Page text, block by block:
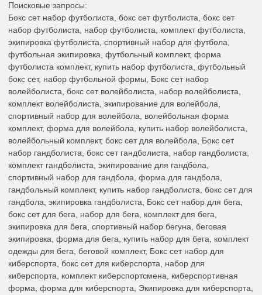
Поисковые запросы:
Бокс сет набор футболиста, бокс сет футболиста, бокс сет
набор футболиста, набор футболиста, комплект футболиста,
экипировка футболиста, спортивный набор для футбола,
футбольная экипировка, футбольный комплект, форма
футболиста комплект, купить набор футболиста, футбольный
бокс сет, набор футбольной формы, Бокс сет набор
волейболиста, бокс сет волейболиста, набор волейболиста,
комплект волейболиста, экипирование для волейбола,
спортивный набор для волейбола, волейбольная форма
комплект, форма для волейбола, купить набор волейболиста,
волейбольный комплект, бокс сет для волейбола, Бокс сет
набор гандболиста, бокс сет гандболиста, набор гандболиста,
комплект гандболиста, экипирование для гандбола,
спортивный набор для гандбола, форма для гандбола,
гандбольный комплект, купить набор гандболиста, бокс сет для
гандбола, экипировка гандболиста, Бокс сет набор для бега,
бокс сет для бега, набор для бега, комплект для бега,
экипировка для бега, спортивный набор бегуна, беговая
экипировка, форма для бега, купить набор для бега, комплект
одежды для бега, беговой комплект, Бокс сет набор для
киберспорта, бокс сет для киберспорта, набор для
киберспорта, комплект киберспортсмена, киберспортивная
форма, форма для киберспорта, Экипировка для киберспорта,